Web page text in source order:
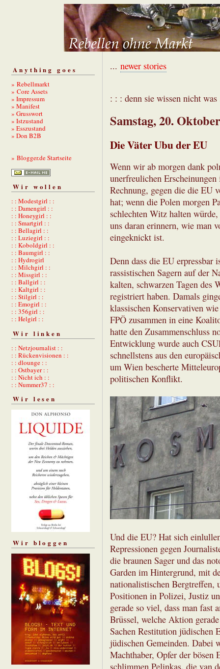
Anything goes
» Rebellmarkt
» Core Assets
» Impressum
» Manifest
» Grusswort
» Istzustand
» Esszustand
» Don B2B
» Blogger.de Startseite
Wir wollen
: : Modestgirl : :
: : Damengirl : :
: : Honeygirl : :
: : Smartgirl : :
: : Bellagirl : :
: : Luziegirl : :
: : Koboldgirl : :
: : Baumgirl : :
: : Hydrogirl
: : Milchgirl : :
: : Missgirl : :
: : Ballgirl : :
: : Kaltgirl : :
: : Stilgirl : :
: : Emogirl : :
: : 356girl : :
: : Helgirl : :
Wir linken
: : Netzjournalist : :
: : Rückenvisionen : :
: : dlounge : :
: : Ostbayer : :
: : Nicht ich : :
: : Nummer37 : :
Wir lesen
Wir bloggen
... newer stories
: : : denn sie wissen nicht
Samstag, 20.
Die Väter Ubu der EU
Wenn wir ab morgen dank
unerfreulichen
Rechnung, gegen die die EU
hat; wenn die Polen morgen
schlechten Witz halten
uns daran erinnern, wie man
eingeknickt ist.
Denn dass die EU erpressbar
rassistischen Sagern auf der
kalten, schwarzen Tagen des
registriert haben. Damals
klassischen Konservativen
FPÖ zusammen in eine
hatte den Zusammenschluss
Entwicklung wurde auch
schnellstens aus den
um Wien bescherte
politischen Konflikt.
Und die EU? Hat sich
Repressionen gegen
die braunen Sager und das
Garden im Hintergrund, mit
nationalistischen Bergtreffen,
Positionen in Polizei, Justiz
gerade so viel, dass man fast
Brüssel, welche Aktion
Sachen Restitution jüdischen
jüdischen Gemeinden. Dabei
Machthaber, Opfer der bösen
schlimmen Pelinkas, die van